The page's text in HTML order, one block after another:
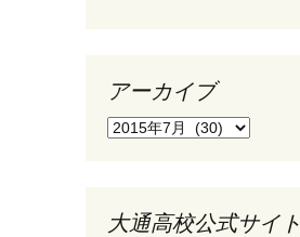
アーカイブ
ア
ブ
大通高校公式サイト